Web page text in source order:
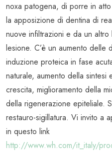
noxa patogena, di porre in
la apposizione di dentina di
nuove infiltrazioni e da un
lesione. C’è un aumento delle
induzione proteica in fase
naturale, aumento della
crescita, miglioramento della
della rigenerazione epiteliale.
restauro-sigillatura. Vi invito a
in questo link
http://www.wh.com/it_italy/